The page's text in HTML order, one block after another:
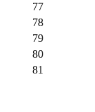
77
78
79
80
81